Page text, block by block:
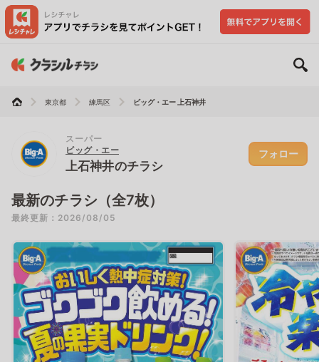
東京都 練馬区 ビッグ・エー 上石神井
スーパー
ビッグ・エー
上石神井のチラシ
フォロー
最新のチラシ（全7枚）
最終更新：2026/08/05